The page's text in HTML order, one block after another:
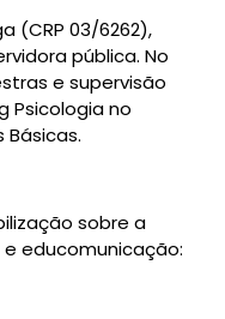
(CRP 03/6262),
pública. No
e supervisão
Psicologia no
sobre a
educomunicação: